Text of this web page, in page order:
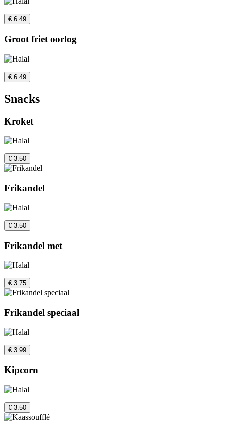
€ 6.49
Groot friet oorlog
€ 6.49
Snacks
Kroket
€ 3.50
Frikandel
€ 3.50
Frikandel met
€ 3.75
Frikandel speciaal
€ 3.99
Kipcorn
€ 3.50